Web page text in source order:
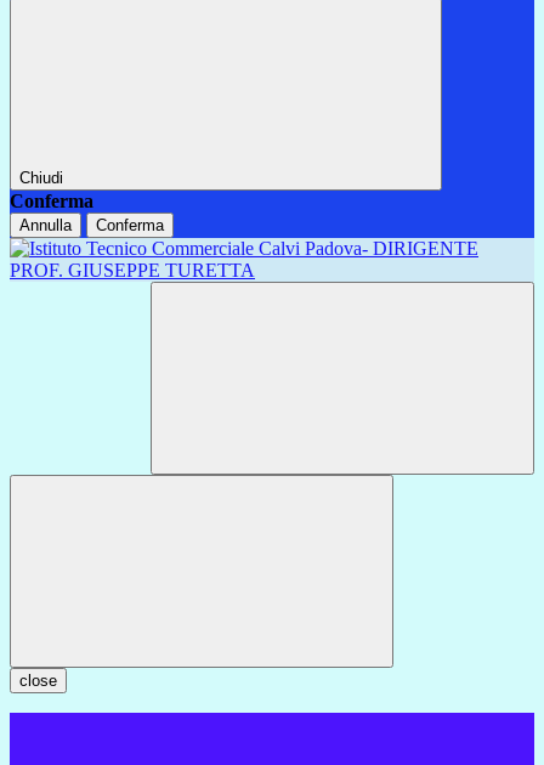
Chiudi
Conferma
Annulla Conferma
close